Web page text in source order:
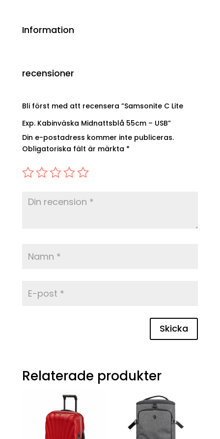
Information
recensioner
Bli först med att recensera ”Samsonite C Lite
Exp. Kabinväska Midnattsblå 55cm – USB”
Din e-postadress kommer inte publiceras.
Obligatoriska fält är märkta *
Skicka
Relaterade produkter